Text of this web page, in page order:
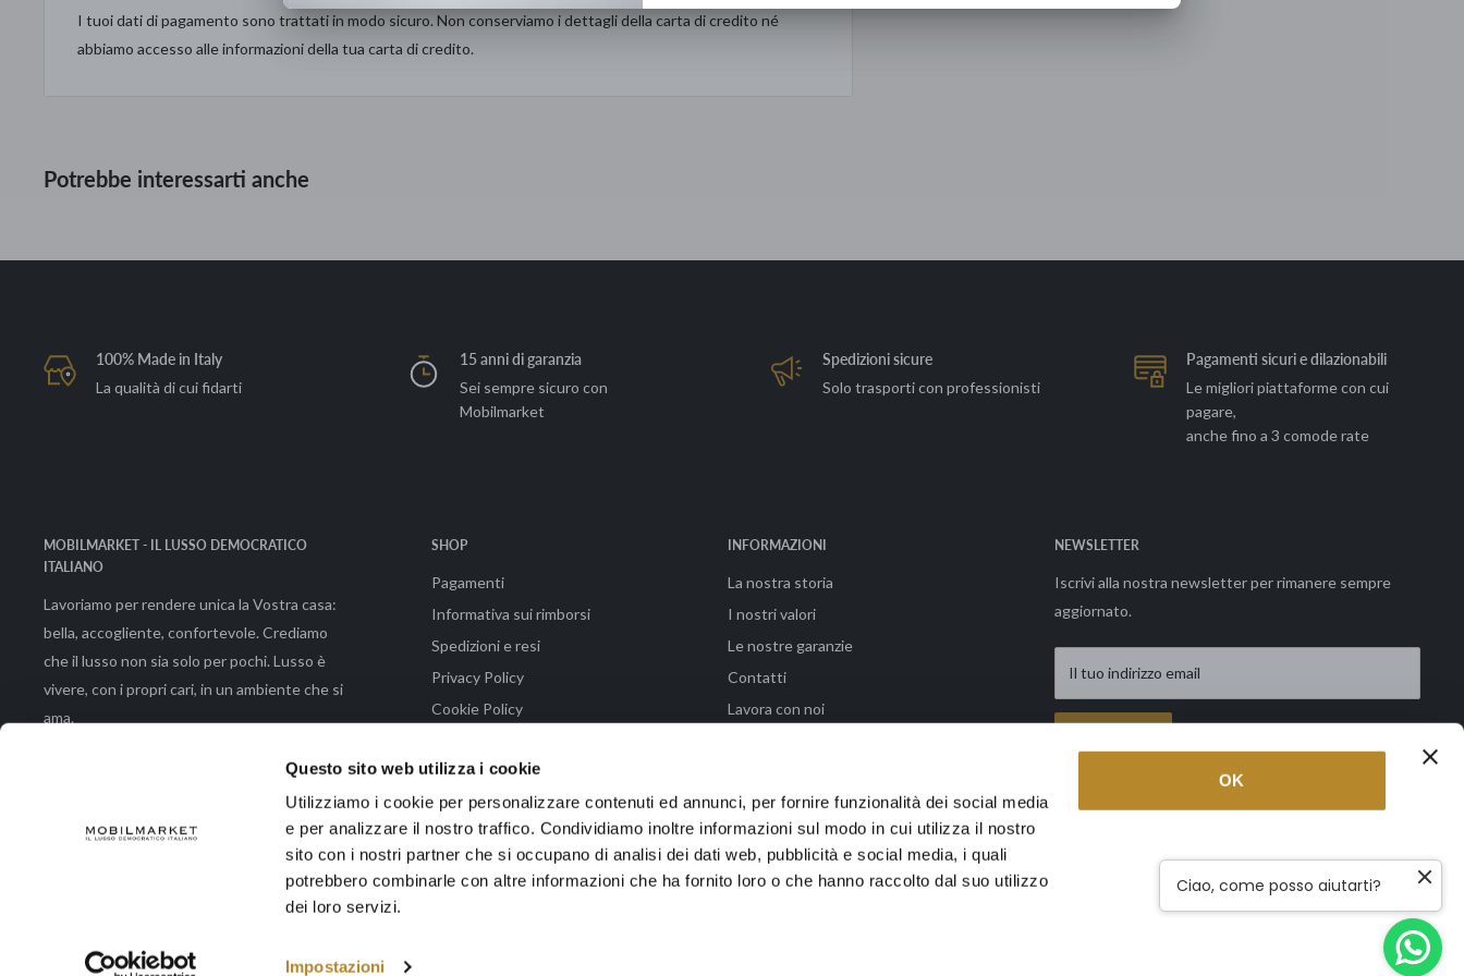
Questo sito web utilizza i cookie
Utilizziamo i cookie per personalizzare contenuti ed annunci, per fornire funzionalità dei social media
e per analizzare il nostro traffico. Condividiamo inoltre informazioni sul modo in cui utilizza il nostro
sito con i nostri partner che si occupano di analisi dei dati web, pubblicità e social media, i quali
potrebbero combinarle con altre informazioni che ha fornito loro o che hanno raccolto dal suo utilizzo
dei loro servizi.
Impostazioni
OK
I tuoi dati di pagamento sono trattati in modo sicuro. Non conserviamo i dettagli della carta di credito né
abbiamo accesso alle informazioni della tua carta di credito.
Potrebbe interessarti anche
100% Made in Italy
La qualità di cui fidarti
15 anni di garanzia
Sei sempre sicuro con
Mobilmarket
Spedizioni sicure
Solo trasporti con professionisti
Pagamenti sicuri e dilazionabili
Le migliori piattaforme con cui
pagare,
anche fino a 3 comode rate
MOBILMARKET - IL LUSSO DEMOCRATICO
ITALIANO
Lavoriamo per rendere unica la Vostra casa:
bella, accogliente, confortevole. Crediamo
che il lusso non sia solo per pochi. Lusso è
vivere, con i propri cari, in un ambiente che si
ama.
SHOP
Pagamenti
Informativa sui rimborsi
Spedizioni e resi
Privacy Policy
Cookie Policy
INFORMAZIONI
La nostra storia
I nostri valori
Le nostre garanzie
Contatti
Lavora con noi
NEWSLETTER
Iscrivi alla nostra newsletter per rimanere sempre
aggiornato.
Il tuo indirizzo email
© 2026 Mobilmarket di Emmeemme Spa |Via Brunetto Latini 48 - 50133 Firenze (FI) | P.IVA 04576990487 | Powered by WAIKA • EMMELAB
Ciao, come posso aiutarti?